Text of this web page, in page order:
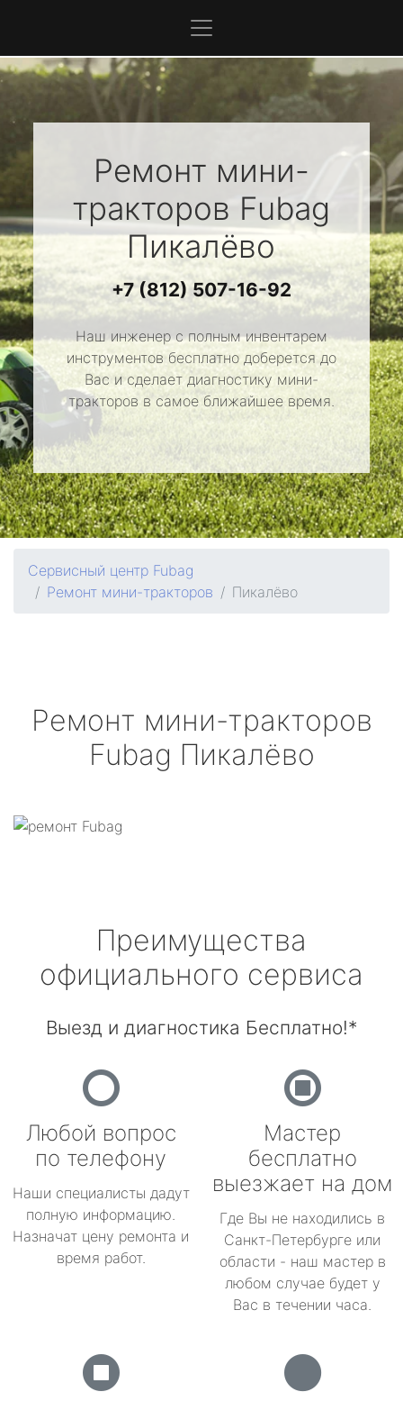
Ремонт мини-
тракторов Fubag
Пикалёво
+7 (812) 507-16-92
Наш инженер с полным инвентарем
инструментов бесплатно доберется до
Вас и сделает диагностику мини-
тракторов в самое ближайшее время.
Сервисный центр Fubag
Ремонт мини-тракторов
Пикалёво
Ремонт мини-тракторов
Fubag Пикалёво
Преимущества
официального сервиса
Выезд и диагностика Бесплатно!*
Любой вопрос
по телефону
Наши специалисты дадут
полную информацию.
Назначат цену ремонта и
время работ.
Мастер
бесплатно
выезжает на дом
Где Вы не находились в
Санкт-Петербурге или
области - наш мастер в
любом случае будет у
Вас в течении часа.